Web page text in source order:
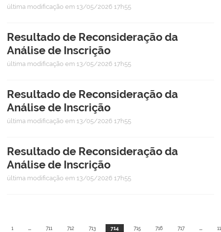
última modificação em 13/05/2026 17h55
Resultado de Reconsideração da
Análise de Inscrição
última modificação em 13/05/2026 17h55
Resultado de Reconsideração da
Análise de Inscrição
última modificação em 13/05/2026 17h55
Resultado de Reconsideração da
Análise de Inscrição
última modificação em 13/05/2026 17h55
1 ... 711 712 713 714 715 716 717 ...